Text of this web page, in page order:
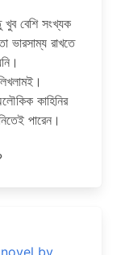
খুব বেশি সংখ্যক
ভারসাম্য রাখতে
কাহিনির
পারেন।